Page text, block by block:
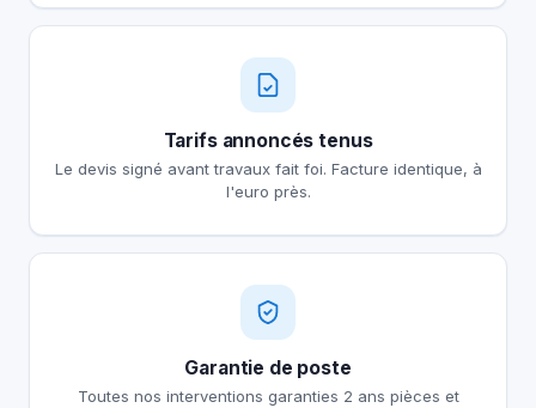
Tarifs annoncés tenus
Le devis signé avant travaux fait foi. Facture identique, à
l'euro près.
Garantie de poste
Toutes nos interventions garanties 2 ans pièces et